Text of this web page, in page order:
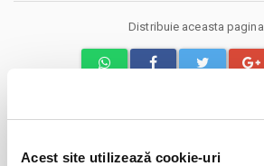
Acest site utilizează cookie-uri
Distribuie aceasta pagina